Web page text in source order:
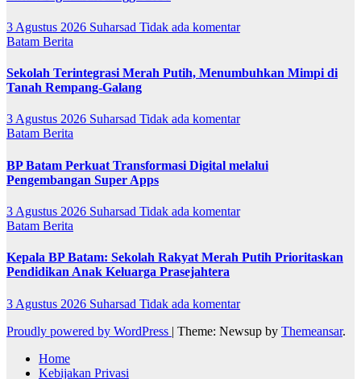
3 Agustus 2026 Suharsad Tidak ada komentar
Batam Berita
Sekolah Terintegrasi Merah Putih, Menumbuhkan Mimpi di
Tanah Rempang-Galang
3 Agustus 2026 Suharsad Tidak ada komentar
Batam Berita
BP Batam Perkuat Transformasi Digital melalui
Pengembangan Super Apps
3 Agustus 2026 Suharsad Tidak ada komentar
Batam Berita
Kepala BP Batam: Sekolah Rakyat Merah Putih Prioritaskan
Pendidikan Anak Keluarga Prasejahtera
3 Agustus 2026 Suharsad Tidak ada komentar
Proudly powered by WordPress | Theme: Newsup by Themeansar.
Home
Kebijakan Privasi